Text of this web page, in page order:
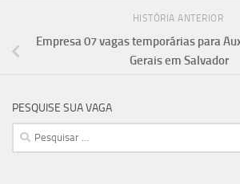
HISTÓRIA ANTERIOR
Empresa 07 vagas temporárias para
Gerais em Salvador
PESQUISE SUA VAGA
Pesquisar
por: